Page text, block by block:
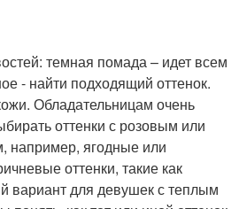
темная помада – идет всем
- найти подходящий оттенок.
Обладательницам очень
оттенки с розовым или
например, ягодные или
оттенки, такие как
вариант для девушек с теплым